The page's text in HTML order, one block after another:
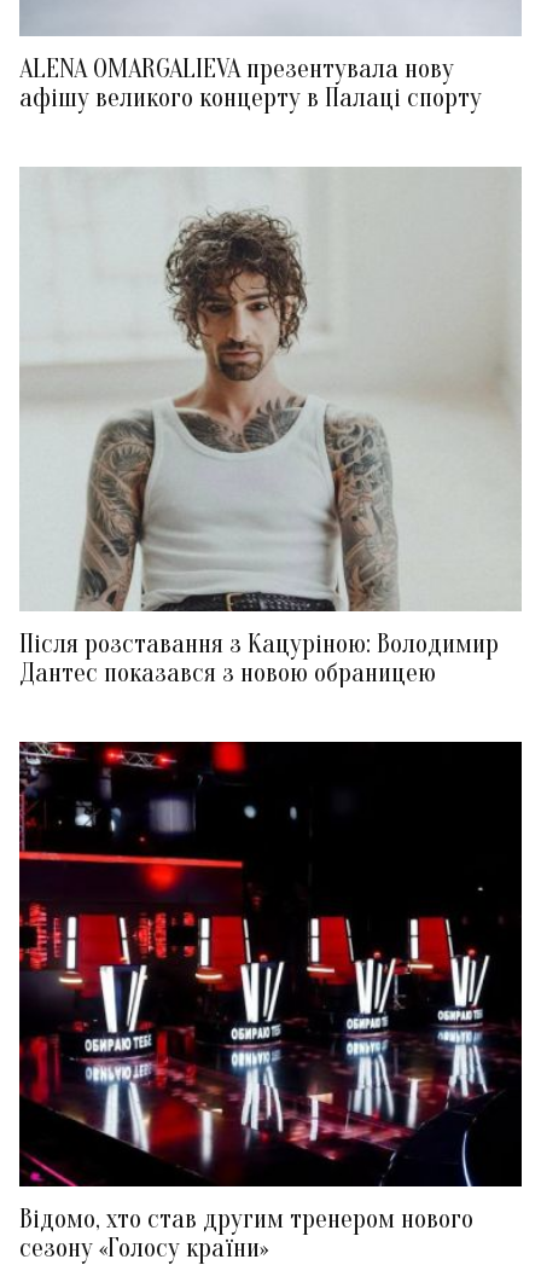
ALENA OMARGALIEVA презентувала нову
афішу великого концерту в Палаці спорту
Після розставання з Кацуріною: Володимир
Дантес показався з новою обраницею
Відомо, хто став другим тренером нового
сезону «Голосу країни»